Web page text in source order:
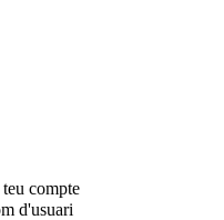
compte
d'usuari